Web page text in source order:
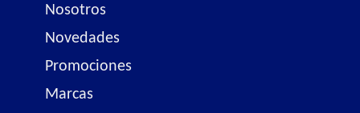
Nosotros
Novedades
Promociones
Marcas